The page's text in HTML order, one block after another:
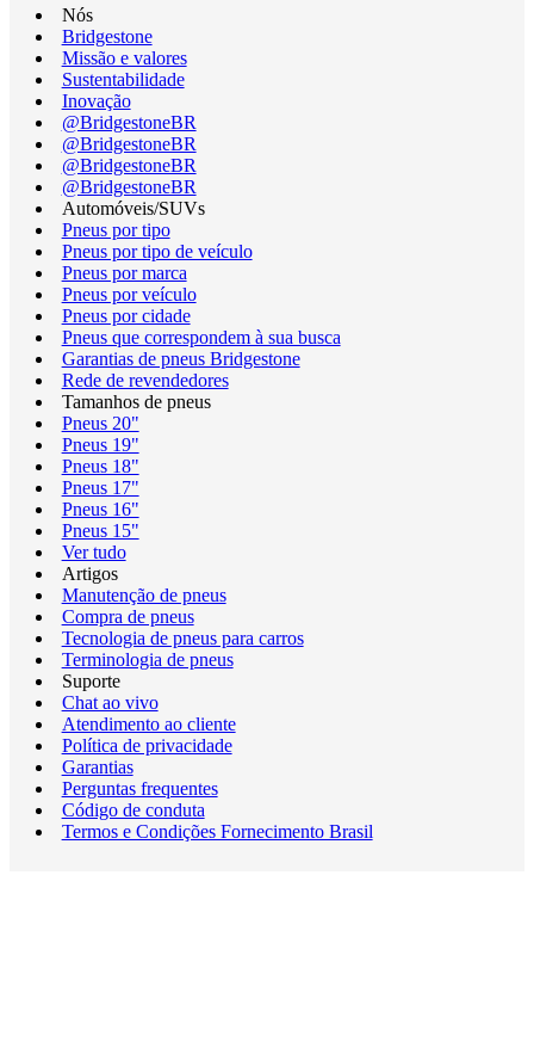
Nós
Bridgestone
Missão e valores
Sustentabilidade
Inovação
@BridgestoneBR
@BridgestoneBR
@BridgestoneBR
@BridgestoneBR
Automóveis/SUVs
Pneus por tipo
Pneus por tipo de veículo
Pneus por marca
Pneus por veículo
Pneus por cidade
Pneus que correspondem à sua busca
Garantias de pneus Bridgestone
Rede de revendedores
Tamanhos de pneus
Pneus 20"
Pneus 19"
Pneus 18"
Pneus 17"
Pneus 16"
Pneus 15"
Ver tudo
Artigos
Manutenção de pneus
Compra de pneus
Tecnologia de pneus para carros
Terminologia de pneus
Suporte
Chat ao vivo
Atendimento ao cliente
Política de privacidade
Garantias
Perguntas frequentes
Código de conduta
Termos e Condições Fornecimento Brasil